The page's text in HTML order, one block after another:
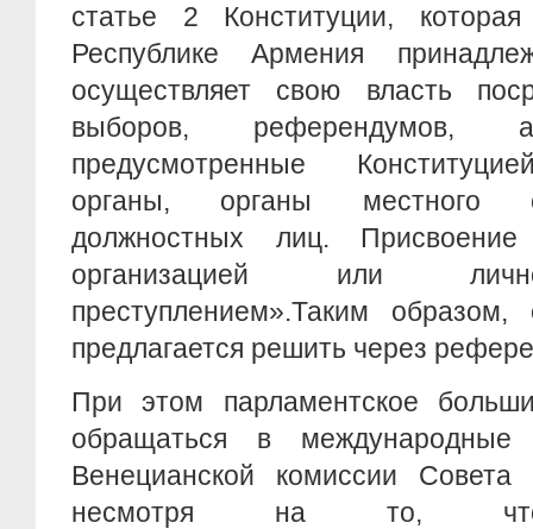
статье 2 Конституции,
Республике Армения
осуществляет свою власть
выборов,
предусмотренные
органы, органы местного
должностных лиц. Присвоение
организацией или
преступлением».Таким
предлагается решить через
При этом парламентское
обращаться в
Венецианской комиссии
несмотря на то,